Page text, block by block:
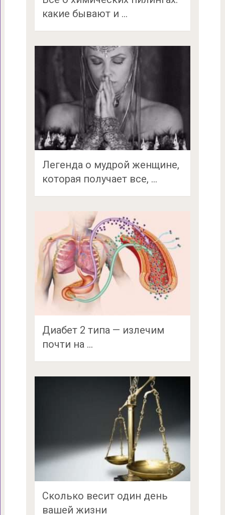
какие бывают и …
Легенда о мудрой женщине,
которая получает все, …
Диабет 2 типа — излечим
почти на …
Сколько весит один день
вашей жизни